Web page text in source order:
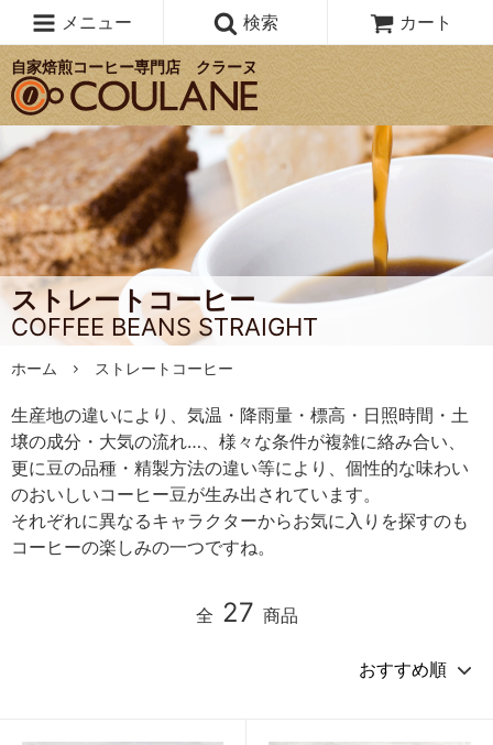
自家焙煎コーヒー専門店 クラーヌ
メニュー 検索 カート
ストレートコーヒー
COFFEE BEANS STRAIGHT
ホーム ストレートコーヒー
生産地の違いにより、気温・降雨量・標高・日照時間・土
壌の成分・大気の流れ…、様々な条件が複雑に絡み合い、
更に豆の品種・精製方法の違い等により、個性的な味わい
のおいしいコーヒー豆が生み出されています。
それぞれに異なるキャラクターからお気に入りを探すのも
コーヒーの楽しみの一つですね。
全 27 商品